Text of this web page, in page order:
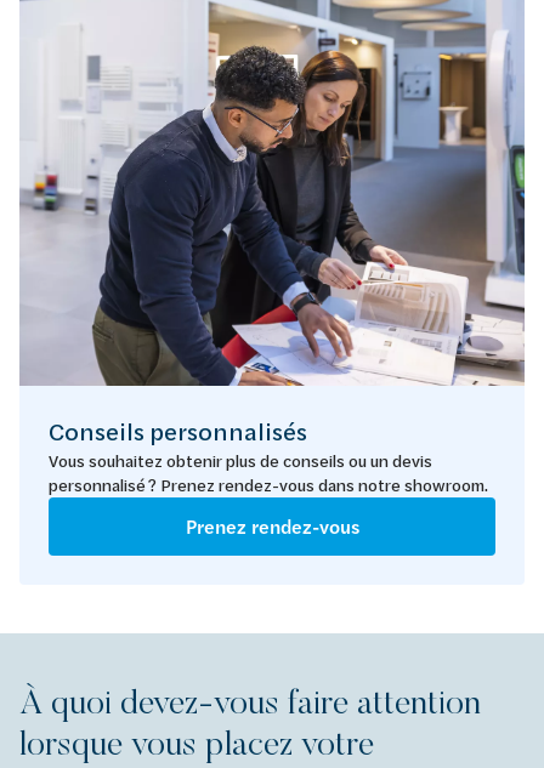
Conseils personnalisés
Vous souhaitez obtenir plus de conseils ou un devis
personnalisé ? Prenez rendez-vous dans notre showroom.
Prenez rendez-vous
À quoi devez-vous faire attention
lorsque vous placez votre